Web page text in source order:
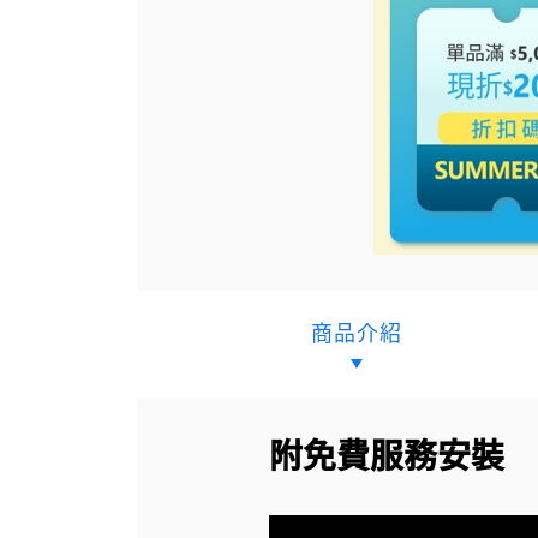
商品介紹
附免費服務安裝